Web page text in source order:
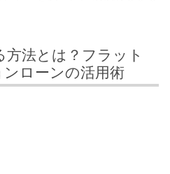
方法とは？フラット
ローンの活用術